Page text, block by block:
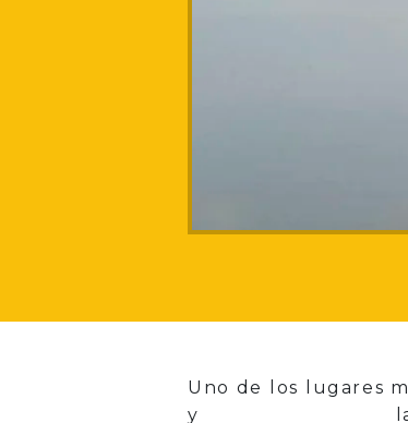
Uno de los lugares
y las